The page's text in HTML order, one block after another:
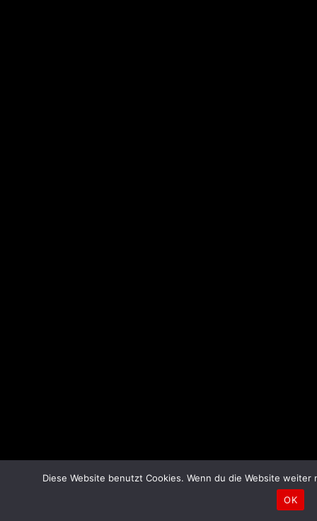
Diese Website benutzt Cookies. Wenn du die Website
OK